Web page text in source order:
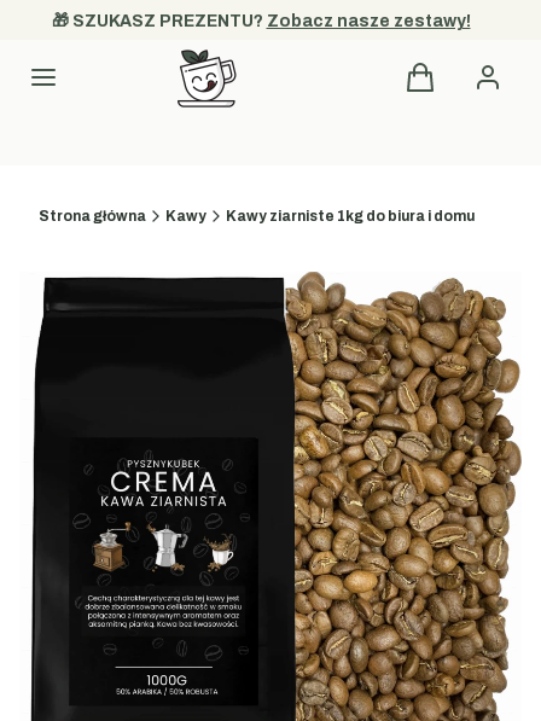
🎁 SZUKASZ PREZENTU? Zobacz nasze zestawy!
Kategorie Produkty w
Strona główna Kawy Kawy ziarniste 1kg do biura i domu